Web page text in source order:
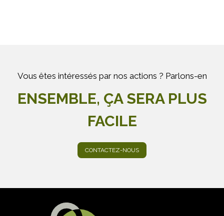
Vous êtes intéressés par nos actions ? Parlons-en
ENSEMBLE, ÇA SERA PLUS
FACILE
CONTACTEZ-NOUS